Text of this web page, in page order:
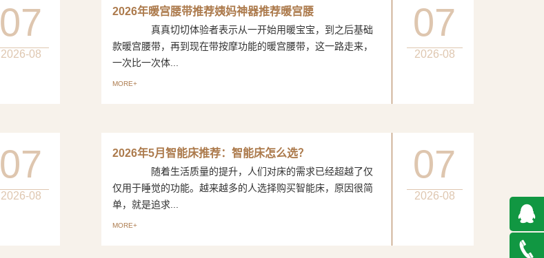
07
2026-08
2026年暖宫腰带推荐姨妈神器推荐暖宫腰
真真切切体验者表示从一开始用暖宝宝，到之后基础
款暖宫腰带，再到现在带按摩功能的暖宫腰带，这一路走来，
一次比一次体...
MORE+
07
2026-08
07
2026-08
2026年5月智能床推荐：智能床怎么选？
随着生活质量的提升，人们对床的需求已经超越了仅
仅用于睡觉的功能。越来越多的人选择购买智能床，原因很简
单，就是追求...
MORE+
07
2026-08
QQ在